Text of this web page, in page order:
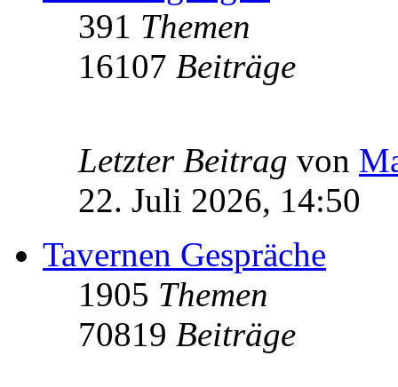
391 Themen
16107 Beiträge
Letzter Beitrag von
22. Juli 2026, 14:50
Tavernen Gespräche
1905 Themen
70819 Beiträge